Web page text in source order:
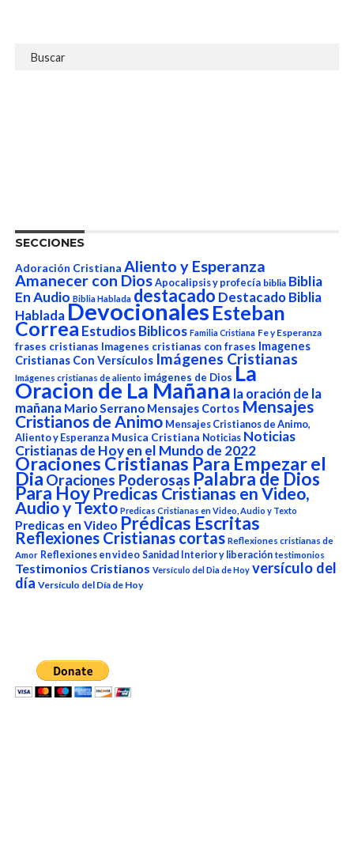
SECCIONES
Adoración Cristiana Aliento y Esperanza
Amanecer con Dios Apocalipsis y profecía biblia Biblia
En Audio Biblia Hablada destacado Destacado Biblia
HabladaDevocionalesEsteban
Correa Estudios Biblicos Familia Cristiana Fe y Esperanza
frases cristianas Imagenes cristianas con frases Imagenes
Cristianas Con Versículos Imágenes Cristianas
Imágenes cristianas de aliento imágenes de Dios La
Oracion de La Mañana la oración de la
mañana Mario Serrano Mensajes Cortos Mensajes
Cristianos de Animo Mensajes Cristianos de Animo,
Aliento y Esperanza Musica Cristiana Noticias Noticias
Cristianas de Hoy en el Mundo de 2022
Oraciones Cristianas Para Empezar el
Dia Oraciones Poderosas Palabra de Dios
Para Hoy Predicas Cristianas en Video,
Audio y Texto Predicas Cristianas en Video, Audio y Texto
Predicas en Video Prédicas Escritas
Reflexiones Cristianas cortas Reflexiones cristianas de
Amor Reflexiones en video Sanidad Interior y liberación testimonios
Testimonios Cristianos Versículo del Dia de Hoy versículo del
día Versículo del Día de Hoy